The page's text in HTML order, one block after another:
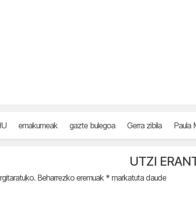
emakumeak gazte bulegoa Gerra zibila Paula
UTZI
Beharrezko eremuak * markatuta daude